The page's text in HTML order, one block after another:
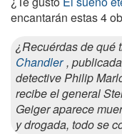
encantarán estas 4
¿Recuérdas de qué
Chandler ,
detective Philip
recibe el general
Geiger aparece
y drogada, todo se